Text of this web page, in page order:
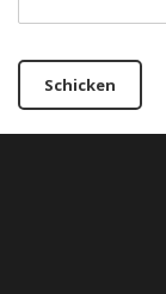
Schicken